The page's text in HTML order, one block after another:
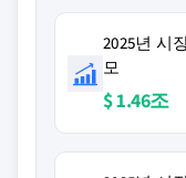
2025년 시
모
$ 1.46조